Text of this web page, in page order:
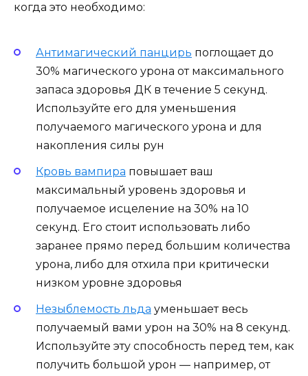
когда это необходимо:
Антимагический панцирь поглощает до
30% магического урона от максимального
запаса здоровья ДК в течение 5 секунд.
Используйте его для уменьшения
получаемого магического урона и для
накопления силы рун
Кровь вампира повышает ваш
максимальный уровень здоровья и
получаемое исцеление на 30% на 10
секунд. Его стоит использовать либо
заранее прямо перед большим количества
урона, либо для отхила при критически
низком уровне здоровья
Незыблемость льда уменьшает весь
получаемый вами урон на 30% на 8 секунд.
Используйте эту способность перед тем, как
получить большой урон — например, от